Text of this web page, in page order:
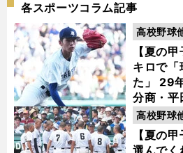
各スポーツコラム記事
【夏の
キロで「
た」 29
分商・平
高校野球
【夏の
高校野球